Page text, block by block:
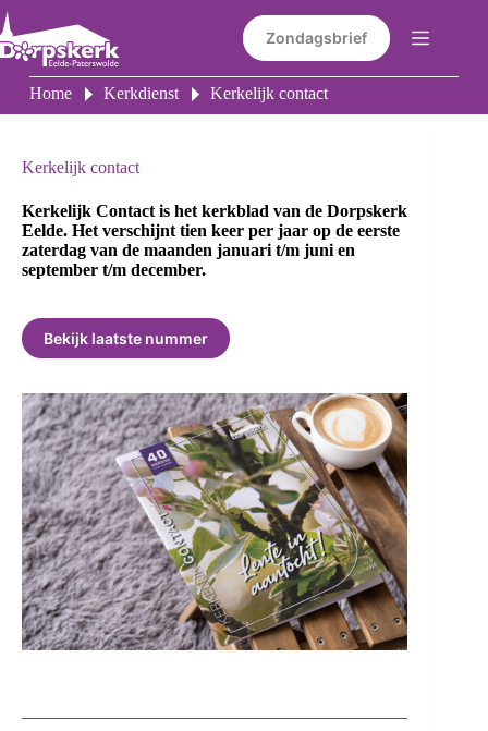
Ga
naar
de
inhoud
Zondagsbrief
Home Kerkdienst Kerkelijk contact
Kerkelijk contact
Kerkelijk Contact is het kerkblad van de Dorpskerk
Eelde. Het verschijnt tien keer per jaar op de eerste
zaterdag van de maanden januari t/m juni en
september t/m december.
Bekijk laatste nummer